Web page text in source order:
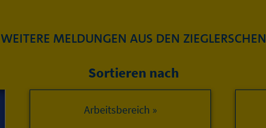
WEITERE MELDUNGEN AUS DEN ZIEGLERSCHEN
Sortieren nach
Arbeitsbereich »